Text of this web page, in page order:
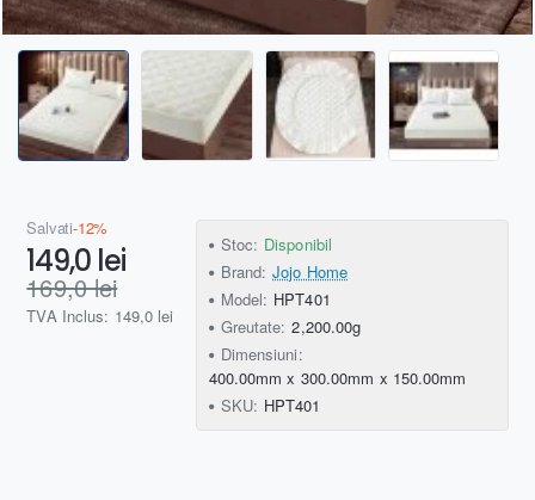
Salvați-12%
149,0 lei
169,0 lei
TVA Inclus: 149,0 lei
Stoc: Disponibil
Brand: Jojo Home
Model: HPT401
Greutate: 2,200.00g
Dimensiuni:
400.00mm x 300.00mm x 150.00mm
SKU: HPT401